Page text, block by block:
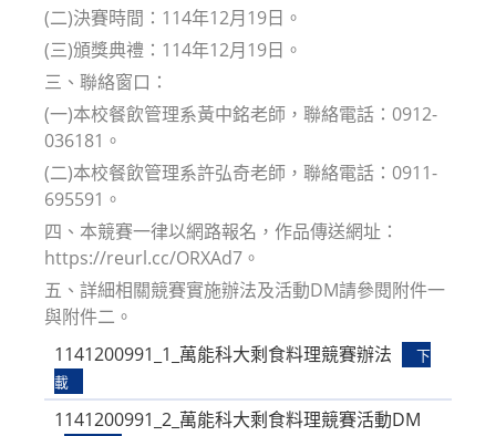
(二)決賽時間：114年12月19日。
(三)頒獎典禮：114年12月19日。
三、聯絡窗口：
(一)本校餐飲管理系黃中銘老師，聯絡電話：0912-
036181。
(二)本校餐飲管理系許弘奇老師，聯絡電話：0911-
695591。
四、本競賽一律以網路報名，作品傳送網址：
https://reurl.cc/ORXAd7。
五、詳細相關競賽實施辦法及活動DM請參閱附件一
與附件二。
1141200991_1_萬能科大剩食料理競賽辦法
下
載
1141200991_2_萬能科大剩食料理競賽活動DM